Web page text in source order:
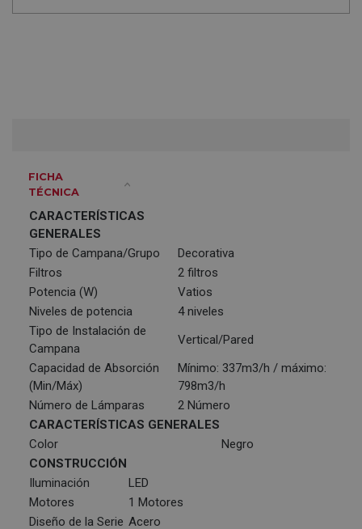
FICHA
TÉCNICA
CARACTERÍSTICAS
GENERALES
Tipo de Campana/Grupo
Decorativa
Filtros
2 filtros
Potencia (W)
Vatios
Niveles de potencia
4 niveles
Tipo de Instalación de
Campana
Vertical/Pared
Capacidad de Absorción
(Min/Máx)
Mínimo: 337m3/h / máximo:
798m3/h
Número de Lámparas
2 Número
CARACTERÍSTICAS GENERALES
Color
Negro
CONSTRUCCIÓN
Iluminación
LED
Motores
1 Motores
Diseño de la Serie Acero